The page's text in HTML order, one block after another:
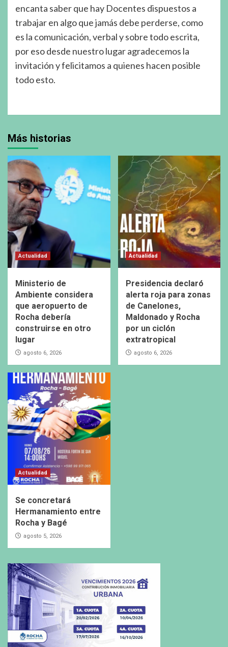
encanta saber que hay Docentes dispuestos a
trabajar en algo que jamás debe perderse, como
es la comunicación, verbal y sobre todo escrita,
por eso desde nuestro lugar agradecemos la
invitación y felicitamos a quienes hacen posible
todo esto.
Más historias
Actualidad
Ministerio de
Ambiente considera
que aeropuerto de
Rocha debería
construirse en otro
lugar
agosto 6, 2026
Actualidad
Presidencia declaró
alerta roja para zonas
de Canelones,
Maldonado y Rocha
por un ciclón
extratropical
agosto 6, 2026
Actualidad
Se concretará
Hermanamiento entre
Rocha y Bagé
agosto 5, 2026